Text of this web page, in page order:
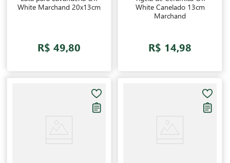
White Marchand 20x13cm
R$ 49,80
White Canelado 13cm
Marchand
R$ 14,98